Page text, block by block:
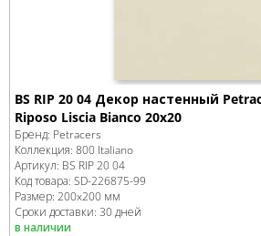
BS RIP 20 04 Декор настенный
Riposo Liscia Bianco 20x20
Бренд: Petracers
Коллекция: 800 Italiano
Артикул: BS RIP 20 04
Код товара: SD-226875-99
Размер: 200x200 мм
Сроки доставки: 30 дней
в наличии